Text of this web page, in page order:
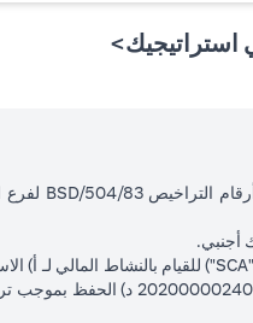
استراتيجيك>
أجنبي.